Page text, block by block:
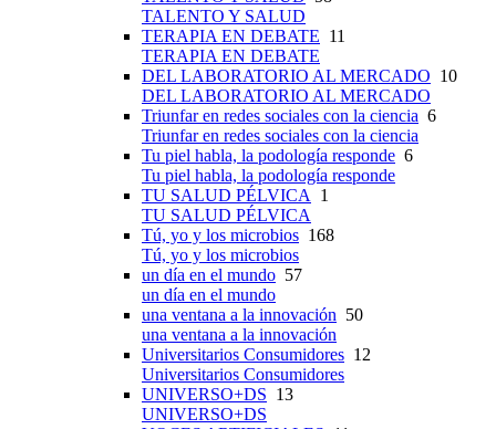
TALENTO Y SALUD
TERAPIA EN DEBATE 11
TERAPIA EN DEBATE
DEL LABORATORIO AL MERCADO 10
DEL LABORATORIO AL MERCADO
Triunfar en redes sociales con la ciencia 6
Triunfar en redes sociales con la ciencia
Tu piel habla, la podología responde 6
Tu piel habla, la podología responde
TU SALUD PÉLVICA
1
TU SALUD PÉLVICA
Tú, yo y los microbios 168
Tú, yo y los microbios
un día en el mundo 57
un día en el mundo
una ventana a la innovación 50
una ventana a la innovación
Universitarios Consumidores 12
Universitarios Consumidores
UNIVERSO+DS 13
UNIVERSO+DS